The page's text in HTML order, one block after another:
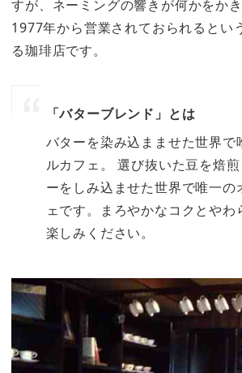
すが、ネーミングの響きが何かをかき
1977年から営業されておられるとい
る珈琲店です。
「バターブレンド」とは
バターを染み込まませた世界で
ルカフェ。 選び抜いた豆を焙
ーをしみ込ませた世界で唯一の
ェです。まろやかなコクとやわ
楽しみください。